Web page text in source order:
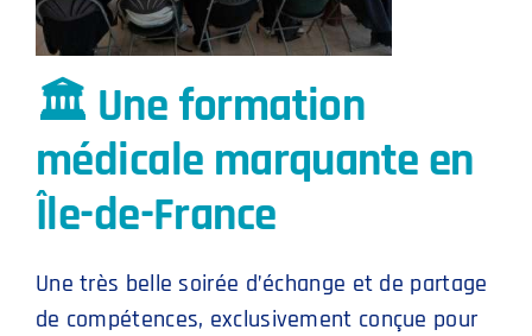
🏛️ Une formation
médicale marquante en
Île-de-France
Une très belle soirée d’échange et de partage
de compétences, exclusivement conçue pour